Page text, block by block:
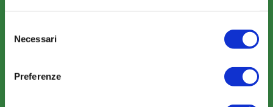
delNecessari
Preferenze
Modalità di adesione